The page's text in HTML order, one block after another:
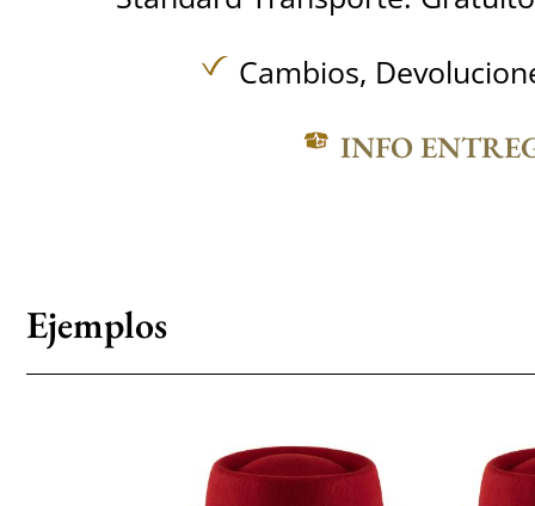
Cambios,
INFO
Ejemplos